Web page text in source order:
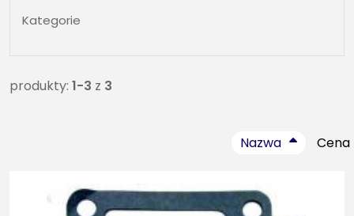
Kategorie
produkty: 1-3 z 3
Nazwa Cena